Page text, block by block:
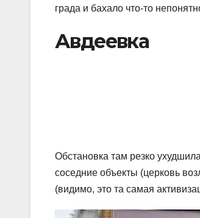
града и бахало что-то
Авдеевка
Обстановка там резко
соседние объекты (церковь
(видимо, это та самая